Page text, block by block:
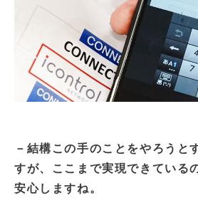
－結構この手のことをやろうと
すが、ここまで実現できている
安心しますね。